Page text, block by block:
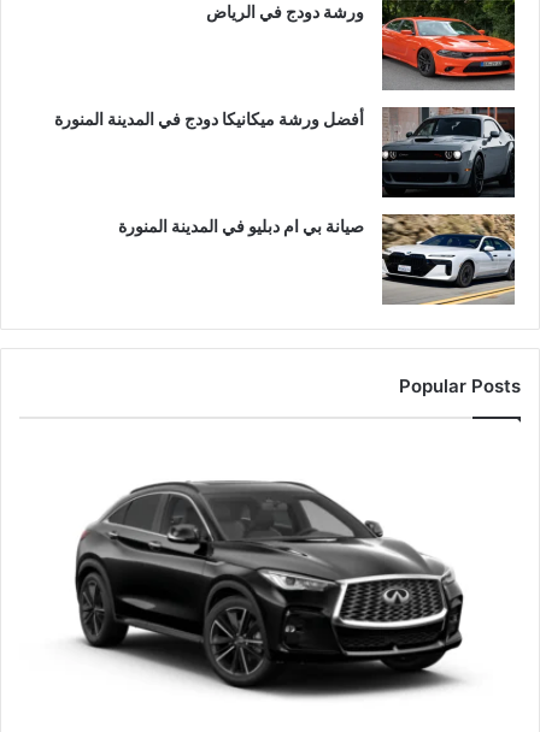
ورشة دودج في الرياض
أفضل ورشة ميكانيكا دودج في المدينة المنورة
صيانة بي ام دبليو في المدينة المنورة
Popular Posts